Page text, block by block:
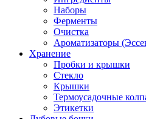
Наборы
Ферменты
Очистка
Ароматизаторы
Хранение
Пробки и крышки
Стекло
Крышки
Термоусадочные
Этикетки